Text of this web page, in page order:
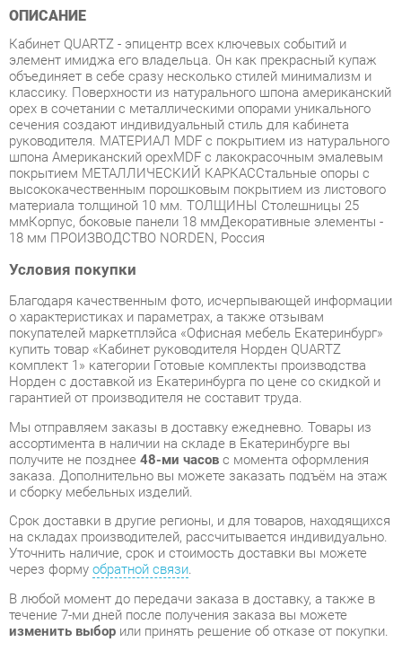
элемент имиджа его владельца. Он как прекрасный купаж
объединяет в себе сразу несколько стилей минимализм и
классику. Поверхности из натурального шпона американский
орех в сочетании с металлическими опорами уникального
сечения создают индивидуальный стиль для кабинета
руководителя. МАТЕРИАЛ MDF с покрытием из натурального
шпона Американский орехMDF с лакокрасочным эмалевым
покрытием МЕТАЛЛИЧЕСКИЙ КАРКАССтальные опоры с
высококачественным порошковым покрытием из листового
материала толщиной 10 мм. ТОЛЩИНЫ Столешницы 25
ммКорпус, боковые панели 18 ммДекоративные элементы -
18 мм ПРОИЗВОДСТВО NORDEN, Россия
Условия покупки
Благодаря качественным фото, исчерпывающей информации
покупателей маркетплэйса «Офисная мебель Екатеринбург»
комплект 1» категории Готовые комплекты производства
Норден с доставкой из Екатеринбурга по цене со скидкой и
гарантией от производителя не составит труда.
Мы отправляем заказы в доставку ежедневно. Товары из
ассортимента в наличии на складе в Екатеринбурге вы
получите не позднее48-ми часовс момента оформления
заказа. Дополнительно вы можете заказать подъём на этаж
и сборку мебельных изделий.
Срок доставки в другие регионы, и для товаров, находящихся
на складах производителей, рассчитывается индивидуально.
Уточнить наличие, срок и стоимость доставки вы можете
через формуобратной связи.
В любой момент до передачи заказа в доставку, а также в
течение 7-ми дней после получения заказа вы можете
изменить выборили принять решение об отказе от покупки.
могут быть повреждены при транспортировке. Если Вы
заметили дефект при приёме - мы заменим поврежденную
деталь.Повторная доставкатовара -бесплатна.